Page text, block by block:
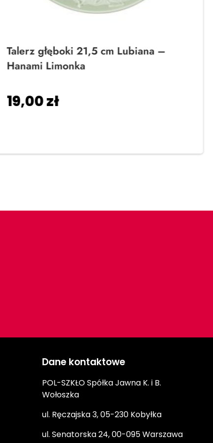
Talerz głęboki 21,5 cm Lubiana –
Hanami Limonka
19,00zł
Dane kontaktowe
POL-SZKŁO Spółka Jawna K. i B.
Wołoszka
ul. Ręczajska 3, 05-230 Kobyłka
ul. Senatorska 24, 00-095 Warszawa